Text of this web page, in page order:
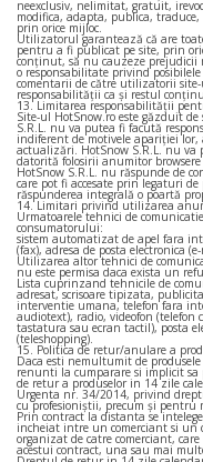
neexclusiv, nelimitat, gratuit,
modifica, adapta, publica,
prin orice mijloc.
Utilizatorul garantează că are
pentru a fi publicat pe site, prin
conţinut, să nu cauzeze prejudicii
o responsabilitate privind
comentarii de către utilizatorii
responsabilităţii ca şi restul
13. Limitarea responsabilităţii
Site-ul HotSnow.ro este găzduit
S.R.L. nu va putea fi facută
indiferent de motivele apariţiei
actualizări. HotSnow S.R.L. nu
datorită folosirii anumitor
HotSnow S.R.L. nu răspunde de
care pot fi accesate prin legaturi
răspunderea integrală o poartă
14. Limitari privind utilizarea
Urmatoarele tehnici de
consumatorului:
sistem automatizat de apel fara
(fax), adresa de posta electronica
Utilizarea altor tehnici de
nu este permisa daca exista un
Lista cuprinzand tehnicile de
adresat, scrisoare tipizata,
interventie umana, telefon fara
audiotext), radio, videofon (telefon
tastatura sau ecran tactil), posta
(teleshopping).
15. Politica de retur/anulare a
Daca esti nemultumit de
renunti la cumparare si implicit
de retur a produselor in 14 zile
Urgenta nr. 34/2014, privind
cu profesioniştii, precum şi pentru
Prin contract la distanta se
incheiat intre un comerciant si un
organizat de catre comerciant,
acestui contract, una sau mai